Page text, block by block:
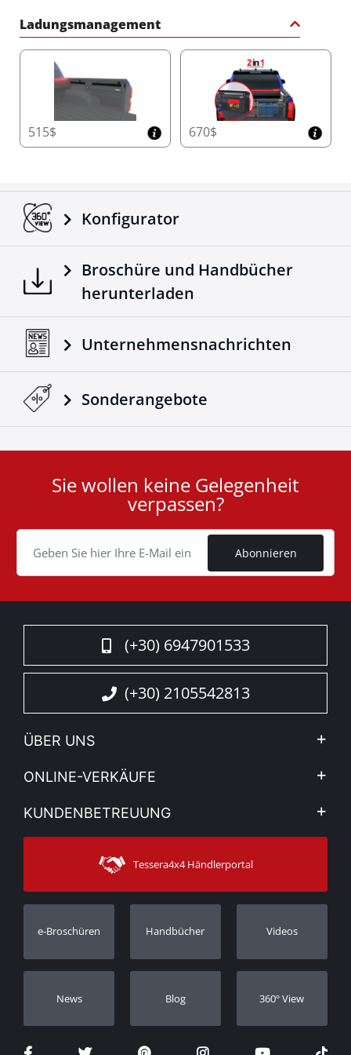
Ladungsmanagement
515$ 670$
Konfigurator
Broschüre und Handbücher
herunterladen
Unternehmensnachrichten
Sonderangebote
Cookie
Sie wollen keine Gelegenheit
verpassen?
Abonnieren
(+30) 6947901533
(+30) 2105542813
ÜBER UNS
Firma
Sehen Sie unsere Nachrichten
Sitemap
ONLINE-VERKÄUFE
Mein Konto
Versandarten
KUNDENBETREUUNG
Kontakt
Kundendienst
Bestellung verfolgen
Händler
Tessera4x4 Händlerportal
e-Broschüren Handbücher Videos
Νews Blog 360º View